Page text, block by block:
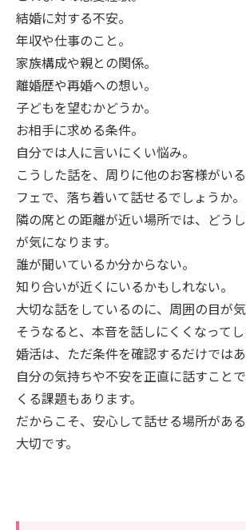
結婚に対する不安。
年収や仕事のこと。
家族構成や親との関係。
離婚歴や再婚への想い。
子どもを望むかどうか。
お相手に求める条件。
自分では人に言いにくい悩み。
こうした話を、周りに他のお客様がい
フェで、落ち着いて話せるでしょうか。
隣の席との距離が近い場所では、どう
が気になります。
誰が聞いているか分からない。
知り合いが近くにいるかもしれない。
大切な話をしているのに、周囲の目が気
そうなると、本音を話しにくくなってし
婚活は、ただ条件を確認するだけではあ
自分の気持ちや不安を正直に話すこと
くる課題もあります。
だからこそ、安心して話せる場所があ
大切です。